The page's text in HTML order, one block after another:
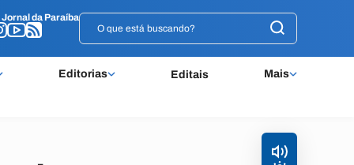
Jornal da Paraíba
Editorias Editais Mais
Jornal da Paraíba